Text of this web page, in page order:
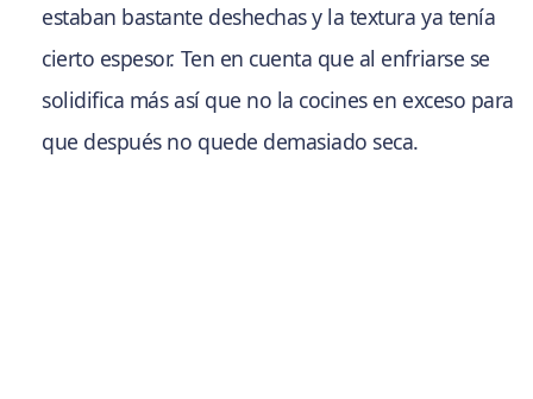
estaban bastante deshechas y la textura ya tenía
cierto espesor. Ten en cuenta que al enfriarse se
solidifica más así que no la cocines en exceso para
que después no quede demasiado seca.